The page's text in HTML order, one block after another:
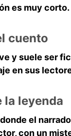
es muy corto.
cuento
y suele ser
en sus
la leyenda
el
con un